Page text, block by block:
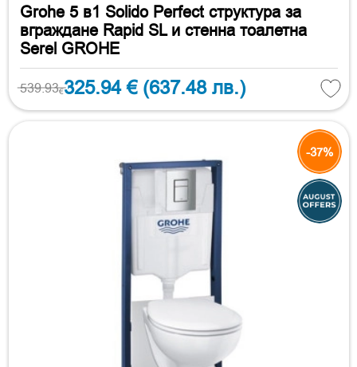
Grohe 5 в1 Solido Perfect структура за
вграждане Rapid SL и стенна тоалетна
Serel GROHE
539.93€325.94 € (637.48 лв.)
-37%